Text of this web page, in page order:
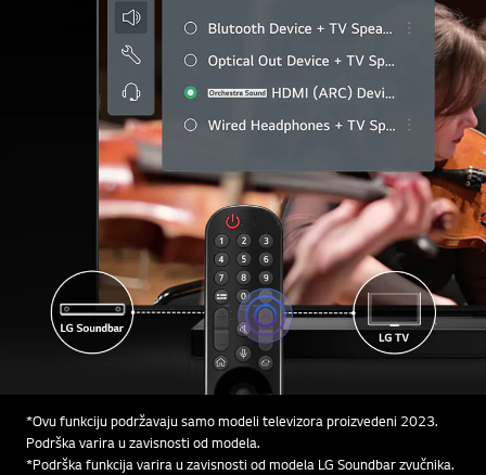
*Ovu funkciju podržavaju samo modeli televizora proizvedeni 2023.
Podrška varira u zavisnosti od modela.
*Podrška funkcija varira u zavisnosti od modela LG Soundbar zvučnika.